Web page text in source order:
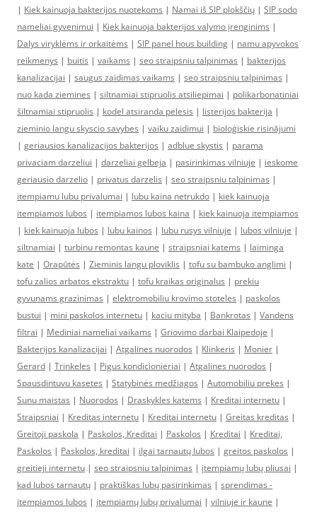
| Kiek kainuoja bakterijos nuotekoms | Namai iš SIP plokščių | SIP sodo
nameliai gyvenimui | Kiek kainuoja bakterijos valymo įrenginims |
Dalys viryklėms ir orkaitėms | SIP panel hous building | namu apyvokos
reikmenys | buitis | vaikams | seo straipsniu talpinimas | bakterijos
kanalizacijai | saugus zaidimas vaikams | seo straipsniu talpinimas |
nuo kada ziemines | siltnamiai stipruolis atsiliepimai | polikarbonatiniai
šiltnamiai stipruolis | kodel atsiranda pelesis | listerijos bakterija |
zieminio langu skyscio savybes | vaiku zaidimui | bioloģiskie risinājumi
| geriausios kanalizacijos bakterijos | adblue skystis | parama
privaciam darzeliui | darzeliai gelbeja | pasirinkimas vilniuje | ieskome
geriausio darzelio | privatus darzelis | seo straipsniu talpinimas |
itempiamu lubu privalumai | lubu kaina netrukdo | kiek kainuoja
itempiamos lubos | itempiamos lubos kaina | kiek kainuoja itempiamos
| kiek kainuoja lubos | lubu kainos | lubu rusys vilniuje | lubos vilniuje |
siltnamiai | turbinu remontas kaune | straipsniai katems | laiminga
kate | Orapūtės | Zieminis langu ploviklis | tofu su bambuko anglimi |
tofu zalios arbatos ekstraktu | tofu kraikas originalus | prekiu
gyvunams grazinimas | elektromobiliu krovimo stoteles | paskolos
bustui | mini paskolos internetu | kaciu mityba | Bankrotas | Vandens
filtrai | Mediniai nameliai vaikams | Griovimo darbai Klaipedoje |
Bakterijos kanalizacijai | Atgalines nuorodos | Klinkeris | Monier |
Gerard | Trinkeles | Pigus kondicionieriai | Atgalines nuorodos |
Spausdintuvu kasetes | Statybinės medžiagos | Automobiliu prekes |
Sunu maistas | Nuorodos | Draskykles katems | Kreditai internetu |
Straipsniai | Kreditas internetu | Kreditai internetu | Greitas kreditas |
Greitoji paskola | Paskolos, Kreditai | Paskolos | Kreditai | Kreditai,
Paskolos | Paskolos, kreditai | ilgai tarnautų lubos | greitos paskolos |
greitieji internetu | seo straipsniu talpinimas | įtempiamų lubų pliusai |
kad lubos tarnautų | praktiškas lubų pasirinkimas | sprendimas -
įtempiamos lubos | įtempiamų lubų privalumai | vilniuje ir kaune |